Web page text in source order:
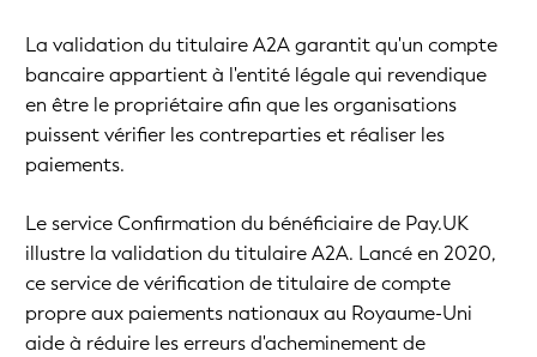
La validation du titulaire A2A garantit qu'un compte
bancaire appartient à l'entité légale qui revendique
en être le propriétaire afin que les organisations
puissent vérifier les contreparties et réaliser les
paiements.
Le service Confirmation du bénéficiaire de Pay.UK
illustre la validation du titulaire A2A. Lancé en 2020,
ce service de vérification de titulaire de compte
propre aux paiements nationaux au Royaume-Uni
aide à réduire les erreurs d'acheminement de